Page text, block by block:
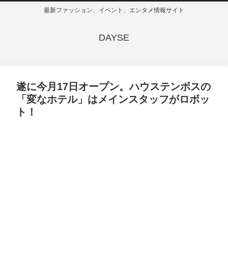
最新ファッション、イベント、エンタメ情報サイト
DAYSE
遂に今月17日オープン。ハウステンボスの
「変なホテル」はメインスタッフがロボッ
ト！